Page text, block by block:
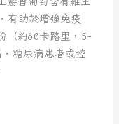
有助於增強免疫
（約60卡路里，5-
糖尿病患者或控